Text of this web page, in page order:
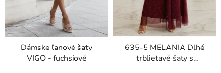
Dámske ľanové šaty
VIGO - fuchsiové
635-5 MELANIA Dlhé
trblietavé šaty s